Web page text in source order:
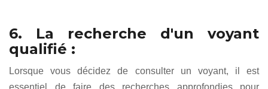
6. La recherche d'un voyant
qualifié :
Lorsque vous décidez de consulter un voyant, il est
essentiel de faire des recherches approfondies pour